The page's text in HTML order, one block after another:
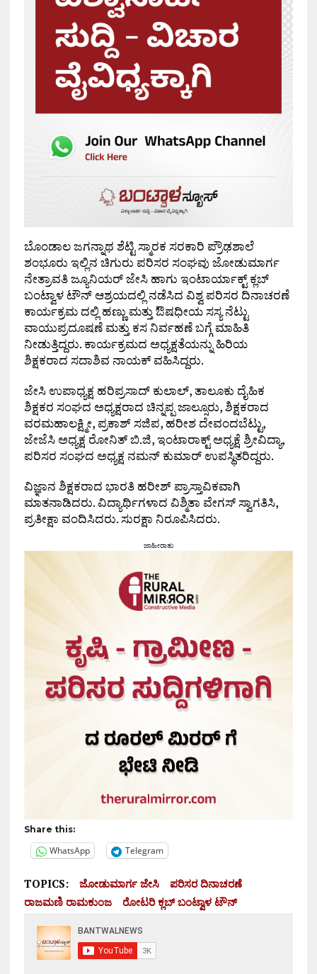
ಬೊಂಡಾಲ ಜಗನ್ನಾಥ ಶೆಟ್ಟಿ ಸ್ಮಾರಕ ಸರಕಾರಿ ಪ್ರೌಢಶಾಲೆ
ಶಂಭೂರು ಇಲ್ಲಿನ ಚಿಗುರು ಪರಿಸರ ಸಂಘವು ಜೋಡುಮಾರ್ಗ
ನೇತ್ರಾವತಿ ಜ್ಯೂನಿಯರ್ ಜೇಸಿ ಹಾಗು ಇಂಟಾರ್ಯಾಕ್ಟ್ ಕ್ಲಬ್
ಬಂಟ್ವಾಳ ಟೌನ್ ಆಶ್ರಯದಲ್ಲಿ ನಡೆಸಿದ ವಿಶ್ವ ಪರಿಸರ ದಿನಾಚರಣೆ
ಕಾರ್ಯಕ್ರಮ ದಲ್ಲಿ ಹಣ್ಣು ಮತ್ತು ಔಷಧೀಯ ಸಸ್ಯ ನೆಟ್ಟು
ವಾಯುಪ್ರದೂಷಣೆ ಮತ್ತು ಕಸ ನಿರ್ವಹಣೆ ಬಗ್ಗೆ ಮಾಹಿತಿ
ನೀಡುತ್ತಿದ್ದರು. ಕಾರ್ಯಕ್ರಮದ ಅಧ್ಯಕ್ಷತೆಯನ್ನು ಹಿರಿಯ
ಶಿಕ್ಷಕರಾದ ಸದಾಶಿವ ನಾಯಕ್ ವಹಿಸಿದ್ದರು.
ಜೇಸಿ ಉಪಾಧ್ಯಕ್ಷ ಹರಿಪ್ರಸಾದ್ ಕುಲಾಲ್, ತಾಲೂಕು ದೈಹಿಕ
ಶಿಕ್ಷಕರ ಸಂಘದ ಅಧ್ಯಕ್ಷರಾದ ಚಿನ್ನಪ್ಪ ಜಾಲ್ಸೂರು, ಶಿಕ್ಷಕರಾದ
ವರಮಹಾಲಕ್ಷ್ಮೀ, ಪ್ರಕಾಶ್ ಸಜಿಪ, ಹರೀಶ ದೇವಂದಬೆಟ್ಟು,
ಜೇಜೆಸಿ ಅಧ್ಯಕ್ಷ ರೋನಿತ್ ಬಿ.ಜಿ, ಇಂಟಾರಾಕ್ಟ್ ಅಧ್ಯಕ್ಷೆ ಶ್ರೀವಿದ್ಯಾ,
ಪರಿಸರ ಸಂಘದ ಅಧ್ಯಕ್ಷ ನಮನ್ ಕುಮಾರ್ ಉಪಸ್ಥಿತರಿದ್ದರು.
ವಿಜ್ಞಾನ ಶಿಕ್ಷಕರಾದ ಭಾರತಿ ಹರೀಶ್ ಪ್ರಾಸ್ತಾವಿಕವಾಗಿ
ಮಾತನಾಡಿದರು. ವಿದ್ಯಾರ್ಥಿಗಳಾದ ವಿಶ್ಮಿತಾ ವೇಗಸ್ ಸ್ವಾಗತಿಸಿ,
ಪ್ರತೀಕ್ಷಾ ವಂದಿಸಿದರು. ಸುರಕ್ಷಾ ನಿರೂಪಿಸಿದರು.
ಜಾಹೀರಾತು
Share this:
WhatsApp Telegram
TOPICS: ಜೋಡುಮಾರ್ಗ ಜೇಸಿ
ಪರಿಸರ ದಿನಾಚರಣೆ
ರಾಜಮಣಿ ರಾಮಕುಂಜ
ರೋಟರಿ ಕ್ಲಬ್ ಬಂಟ್ವಾಳ ಟೌನ್